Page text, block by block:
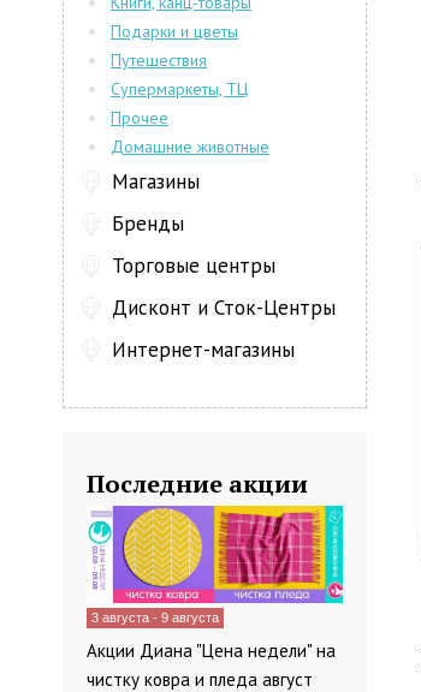
Подарки и цветы
Путешествия
Супермаркеты, ТЦ
Прочее
Домашние животные
Магазины
Бренды
Торговые центры
Дисконт и Сток-Центры
Интернет-магазины
Последние акции
3 августа - 9 августа
Акции Диана "Цена недели" на
чистку ковра и пледа август